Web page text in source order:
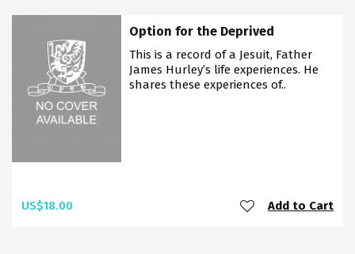
Option for the Deprived
This is a record of a Jesuit, Father
James Hurley’s life experiences. He
shares these experiences of..
US$18.00 Add to Cart